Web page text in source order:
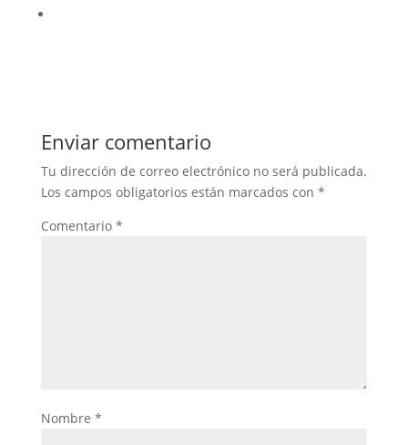
Enviar comentario
Tu dirección de correo electrónico no será publicada.
Los campos obligatorios están marcados con *
Comentario *
Nombre *